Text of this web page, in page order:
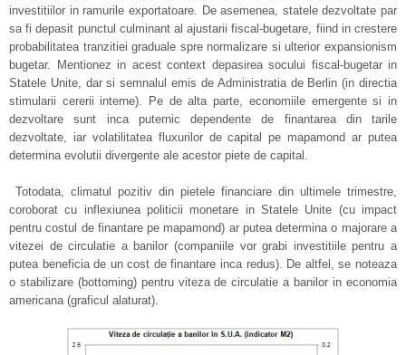
investitiilor in ramurile exportatoare. De asemenea, statele dezvoltate par
sa fi depasit punctul culminant al ajustarii fiscal-bugetare, fiind in crestere
probabilitatea tranzitiei graduale spre normalizare si ulterior expansionism
bugetar. Mentionez in acest context depasirea socului fiscal-bugetar in
Statele Unite, dar si semnalul emis de Administratia de Berlin (in directia
stimularii cererii interne). Pe de alta parte, economiile emergente si in
dezvoltare sunt inca puternic dependente de finantarea din tarile
dezvoltate, iar volatilitatea fluxurilor de capital pe mapamond ar putea
determina evolutii divergente ale acestor piete de capital.
Totodata, climatul pozitiv din pietele financiare din ultimele trimestre,
coroborat cu inflexiunea politicii monetare in Statele Unite (cu impact
pentru costul de finantare pe mapamond) ar putea determina o majorare a
vitezei de circulatie a banilor (companiile vor grabi investitiile pentru a
putea beneficia de un cost de finantare inca redus). De altfel, se noteaza
o stabilizare (bottoming) pentru viteza de circulatie a banilor in economia
americana (graficul alaturat).